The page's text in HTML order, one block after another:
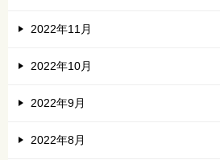
2022年11月
2022年10月
2022年9月
2022年8月